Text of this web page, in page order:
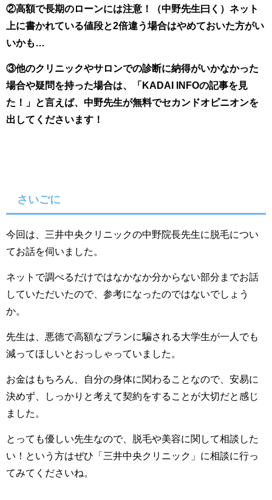
②高額で長期のローンには注意！
（中野先生曰く）ネット
上に書かれている値段と2倍違う場合はやめておいた方がい
いかも…
③他のクリニックやサロンでの診断に納得がいかなかった
場合や疑問を持った場合は、「KADAI INFOの記事を見
た！」と言えば、中野先生が無料でセカンドオピニオンを
出してくださいます！
さいごに
今回は、三井中央クリニックの中野院長先生に脱毛につい
てお話を伺いました。
ネットで調べるだけではなかなか分からない部分までお話
していただいたので、参考になったのではないでしょう
か。
先生は、悪徳で高額なプランに騙される大学生が一人でも
減ってほしいとおっしゃっていました。
お金はもちろん、自分の身体に関わることなので、安易に
決めず、しっかりと考えて契約をすることが大切だと感じ
ました。
とっても優しい先生なので、脱毛や美容に関して相談した
い！という方はぜひ「三井中央クリニック」に相談に行っ
てみてくださいね。